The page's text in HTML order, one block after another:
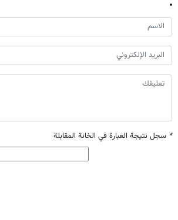
* سجل نتيجة العبارة في الخانة المقابلة